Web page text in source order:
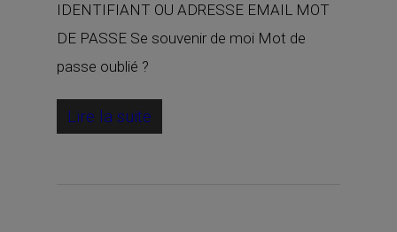
IDENTIFIANT OU ADRESSE EMAIL MOT
DE PASSE Se souvenir de moi Mot de
passe oublié ?
Lire la suite